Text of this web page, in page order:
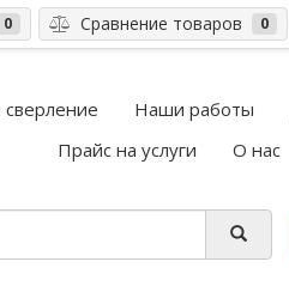
0 Сравнение товаров 0
Наши работы
Прайс на услуги
О нас